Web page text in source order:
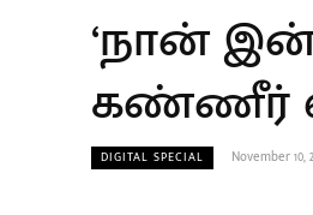
‘நான்
கண்ணீர்
DIGITAL SPECIAL November 10,